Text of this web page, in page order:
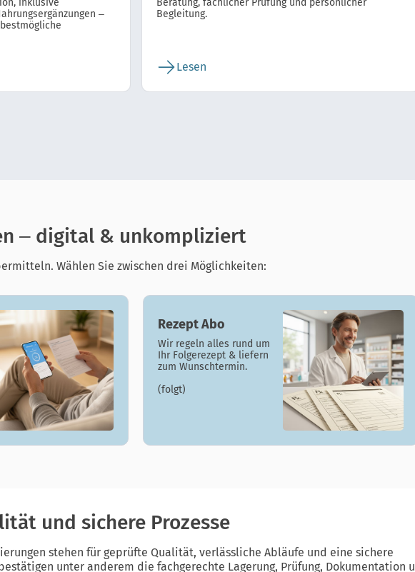
inklusive
–
Beratung, fachlicher Prüfung und persönlicher
Begleitung.
Lesen
– digital & unkompliziert
Wählen Sie zwischen drei Möglichkeiten:
Rezept Abo
Wir regeln alles rund um
Ihr Folgerezept & liefern
zum Wunschtermin.
(folgt)
und sichere Prozesse
stehen für geprüfte Qualität, verlässliche Abläufe und eine sichere
unter anderem die fachgerechte Lagerung, Prüfung, Dokumentation